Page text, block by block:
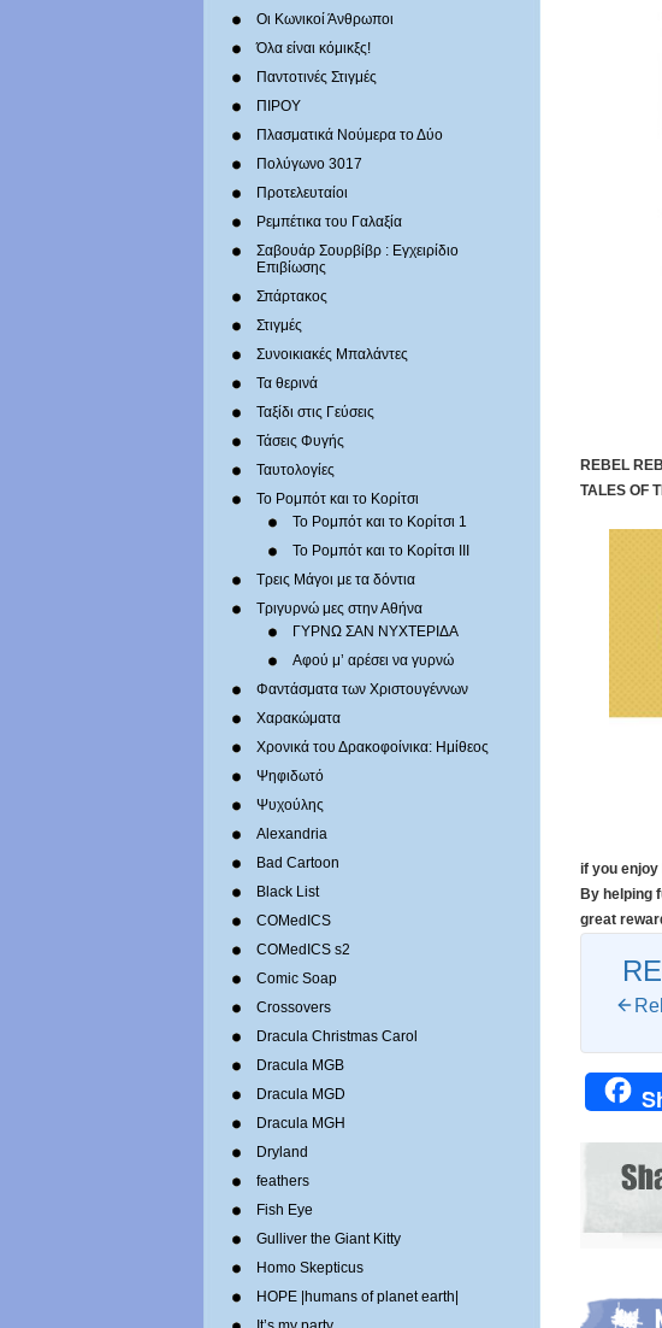
Οι Κωνικοί Άνθρωποι
Όλα είναι κόμικξς!
Παντοτινές Στιγμές
ΠΙΡΟΥ
Πλασματικά Νούμερα το Δύο
Πολύγωνο 3017
Προτελευταίοι
Ρεμπέτικα του Γαλαξία
Σαβουάρ Σουρβίβρ : Εγχειρίδιο
Επιβίωσης
Σπάρτακος
Στιγμές
Συνοικιακές Μπαλάντες
Τα θερινά
Ταξίδι στις Γεύσεις
Τάσεις Φυγής
Ταυτολογίες
Το Ρομπότ και το Κορίτσι
Το Ρομπότ και το Κορίτσι 1
Το Ρομπότ και το Κορίτσι III
Τρεις Μάγοι με τα δόντια
Τριγυρνώ μες στην Αθήνα
ΓΥΡΝΩ ΣΑΝ ΝΥΧΤΕΡΙΔΑ
Αφού μ’ αρέσει να γυρνώ
Φαντάσματα των Χριστουγέννων
Χαρακώματα
Χρονικά του Δρακοφοίνικα: Ημίθεος
Ψηφιδωτό
Ψυχούλης
Alexandria
Bad Cartoon
Black List
COMedICS
COMedICS s2
Comic Soap
Crossovers
Dracula Christmas Carol
Dracula MGB
Dracula MGD
Dracula MGH
Dryland
feathers
Fish Eye
Gulliver the Giant Kitty
Homo Skepticus
HOPE |humans of planet earth|
REBEL
TALES OF
if you enjoy
By helping
great